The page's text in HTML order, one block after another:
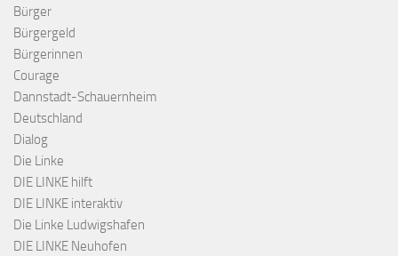
Bürger
Bürgergeld
Bürgerinnen
Courage
Dannstadt-Schauernheim
Deutschland
Dialog
Die Linke
DIE LINKE hilft
DIE LINKE interaktiv
Die Linke Ludwigshafen
DIE LINKE Neuhofen